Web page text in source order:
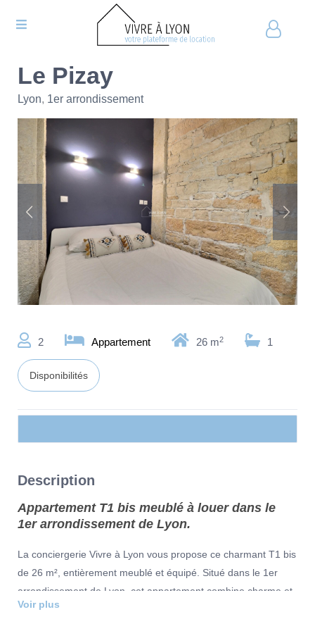
Le Pizay
Lyon, 1er arrondissement
2 Appartement 26 m2 1
Disponibilités
Description
Appartement T1 bis meublé à louer dans le
1er arrondissement de Lyon.
La conciergerie Vivre à Lyon vous propose ce charmant T1 bis
de 26 m², entièrement meublé et équipé. Situé dans le 1er
arrondissement de Lyon, cet appartement combine charme et
fonctionnalité. Idéalement conçu pour un étudiant, un
Voir plus